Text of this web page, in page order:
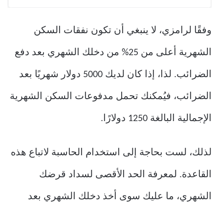
وفقًا لرامزي، لا ينبغي أن تكون نفقات السكن
الشهرية أعلى من 25% من دخلك الشهري بعد دفع
الضرائب. لذا، إذا كان لديك 5000 دولار شهريًا بعد
الضرائب، فيُمكنك تحمل مدفوعات السكن الشهرية
الإجمالية البالغة 1250 دولارًا.
لذلك، لست بحاجة إلى استخدام الحاسبة لاتباع هذه
القاعدة. لمعرفة الحد الأقصى لسداد قرضك
الشهري، ما عليك سوى أخذ دخلك الشهري بعد